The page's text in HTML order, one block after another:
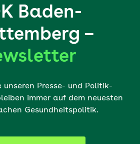
Baden-
–
unseren Presse- und Politik-
immer auf dem neuesten
Gesundheitspolitik.